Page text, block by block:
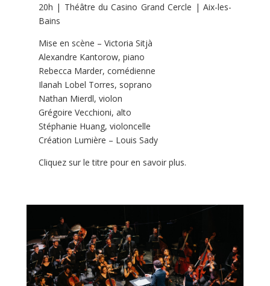
20h | Théâtre du Casino Grand Cercle | Aix-les-
Bains
Mise en scène – Victoria Sitjà
Alexandre Kantorow, piano
Rebecca Marder, comédienne
Ilanah Lobel Torres, soprano
Nathan Mierdl, violon
Grégoire Vecchioni, alto
Stéphanie Huang, violoncelle
Création Lumière – Louis Sady
Cliquez sur le titre pour en savoir plus.